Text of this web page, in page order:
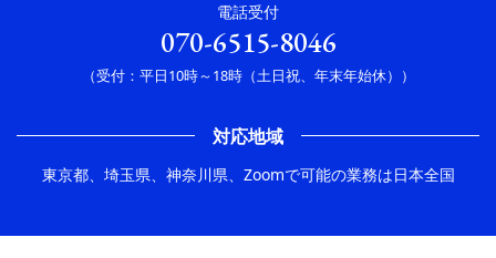
電話受付
070-6515-8046
（受付：平日10時～18時（土日祝、年末年始休））
対応地域
東京都、埼玉県、神奈川県、Zoomで可能の業務は日本全国